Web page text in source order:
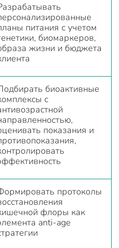
питания с учетом
биомаркеров,
жизни и бюджета
биоактивные
с
показания и
протоколы
флоры как
anti-age